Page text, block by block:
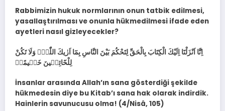
Rabbimizin hukuk normlarının onun tatbik edilmesi,
yasallaştırılması ve onunla hükmedilmesi ifade eden
ayetleri nasıl gizleyecekler?
اِنَّٓا اَنْزَلْنَٓا اِلَيْكَ الْكِتَابَ بِالْحَقِّ لِتَحْكُمَ بَيْنَ النَّاسِ بِمَٓا اَرٰيكَ اللّٰهُۜ وَلَا تَكُنْ
İnsanlar arasında Allah’ın sana gösterdiği şekilde
hükmedesin diye bu Kitab’ı sana hak olarak indirdik.
Hainlerin savunucusu olma! (4/Nisâ, 105)